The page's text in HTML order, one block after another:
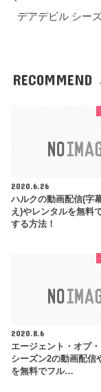
デアデビル シー
RECOMMEND
2020.6.26
ハルクの動画配信(字
え)やレンタルを無料
する方法！
2020.8.6
エージェント・オブ
シーズン2の動画配信
を無料でフル…